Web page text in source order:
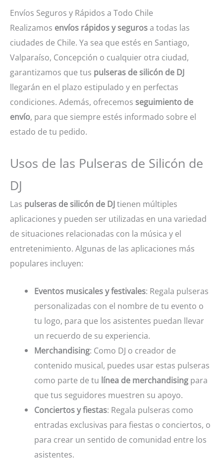
Envíos Seguros y Rápidos a Todo Chile
Realizamos envíos rápidos y segurosa todas las
ciudades de Chile. Ya sea que estés en Santiago,
Valparaíso, Concepción o cualquier otra ciudad,
garantizamos que tus pulseras de silicón de DJ
llegarán en el plazo estipulado y en perfectas
condiciones. Además, ofrecemos seguimiento de
envío, para que siempre estés informado sobre el
estado de tu pedido.
Usos de las Pulseras de Silicón de
DJ
Las pulseras de silicón de DJtienen múltiples
aplicaciones y pueden ser utilizadas en una variedad
de situaciones relacionadas con la música y el
entretenimiento. Algunas de las aplicaciones más
populares incluyen:
Eventos musicales y festivales: Regala pulseras
personalizadas con el nombre de tu evento o
tu logo, para que los asistentes puedan llevar
un recuerdo de su experiencia.
Merchandising: Como DJ o creador de
contenido musical, puedes usar estas pulseras
como parte de tu línea de merchandising para
que tus seguidores muestren su apoyo.
Conciertos y fiestas: Regala pulseras como
entradas exclusivas para fiestas o conciertos, o
para crear un sentido de comunidad entre los
asistentes.